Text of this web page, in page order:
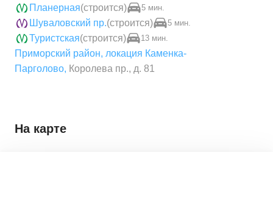
Планерная(строится) 5 мин.
Шуваловский пр.(строится) 5 мин.
Туристская(строится) 13 мин.
Приморский район, локация Каменка-
Парголово, Королева пр., д. 81
На карте